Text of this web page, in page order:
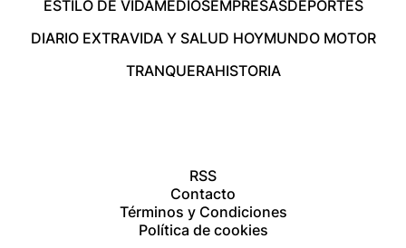
ESTILO DE VIDAMEDIOSEMPRESASDEPORTES
DIARIO EXTRAVIDA Y SALUD HOYMUNDO MOTOR
TRANQUERAHISTORIA
RSS
Contacto
Términos y Condiciones
Política de cookies